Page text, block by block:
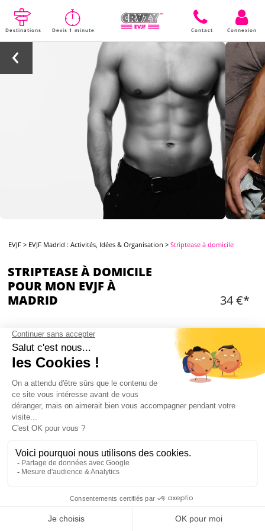
Destinations Devis 1 minute Contact Connexion
EVJF > EVJF Madrid : Activités, Idées & Organisation >Striptease à domicile
STRIPTEASE À DOMICILE
POUR MON EVJF À
MADRID
34 €*
CONTENU
Striptease à votre hébergement
d'environ 15min
Disponible à votre hébergement (pas en
La stripteaseuse se déplace avec sa sono
Mon EVJF à Madrid